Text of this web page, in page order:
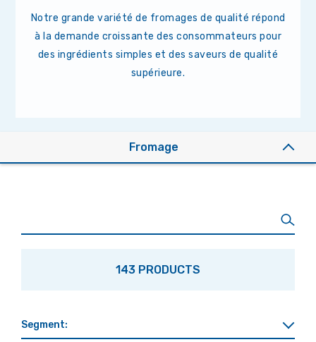
Notre grande variété de fromages de qualité répond
à la demande croissante des consommateurs pour
des ingrédients simples et des saveurs de qualité
supérieure.
Fromage
143 PRODUCTS
Segment: